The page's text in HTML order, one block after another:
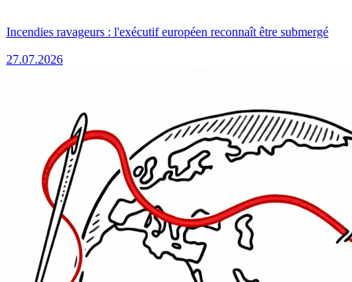
Incendies ravageurs : l'exécutif européen reconnaît être submergé
27.07.2026